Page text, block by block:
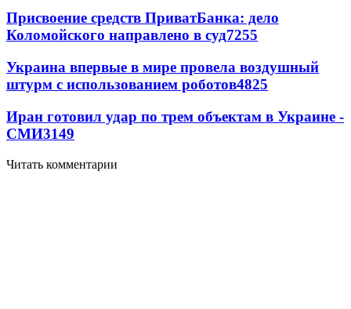
Присвоение средств ПриватБанка: дело
Коломойского направлено в суд7255
Украина впервые в мире провела воздушный
штурм с использованием роботов4825
Иран готовил удар по трем объектам в Украине -
СМИ3149
Читать комментарии